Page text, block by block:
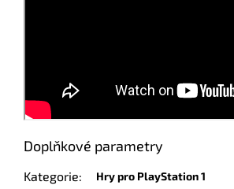
Doplňkové parametry
Kategorie: Hry pro PlayStation 1